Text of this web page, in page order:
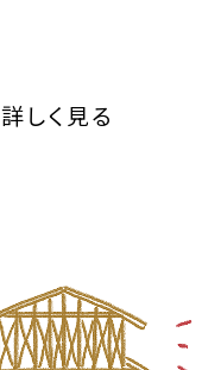
詳しく見る